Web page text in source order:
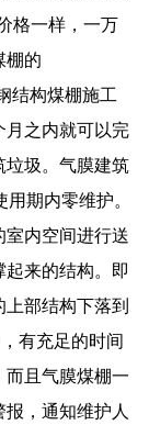
格一样，一万
棚的
结构煤棚施工
月之内就可以完
垃圾。气膜建筑
期内零维护。
室内空间进行送
来的结构。即
部结构下落到
有充足的时间
而且气膜煤棚一
，通知维护人